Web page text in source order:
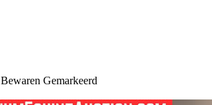
Bewaren Gemarkeerd